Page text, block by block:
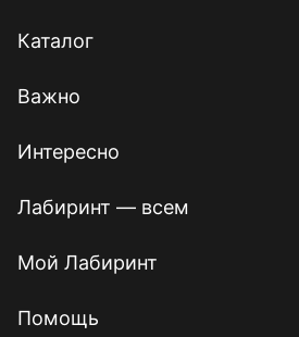
Каталог
Важно
Интересно
Лабиринт — всем
Мой Лабиринт
Помощь